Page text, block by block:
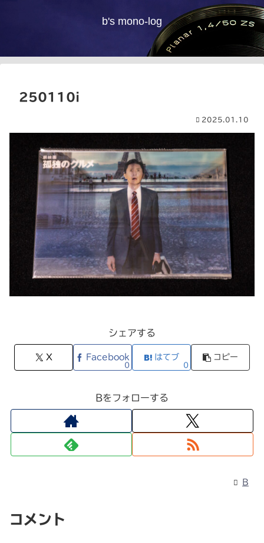
b's mono-log
250110i
2025.01.10
シェアする
X Facebook
0
はてブ
0
コピー
Bをフォローする
B
コメント